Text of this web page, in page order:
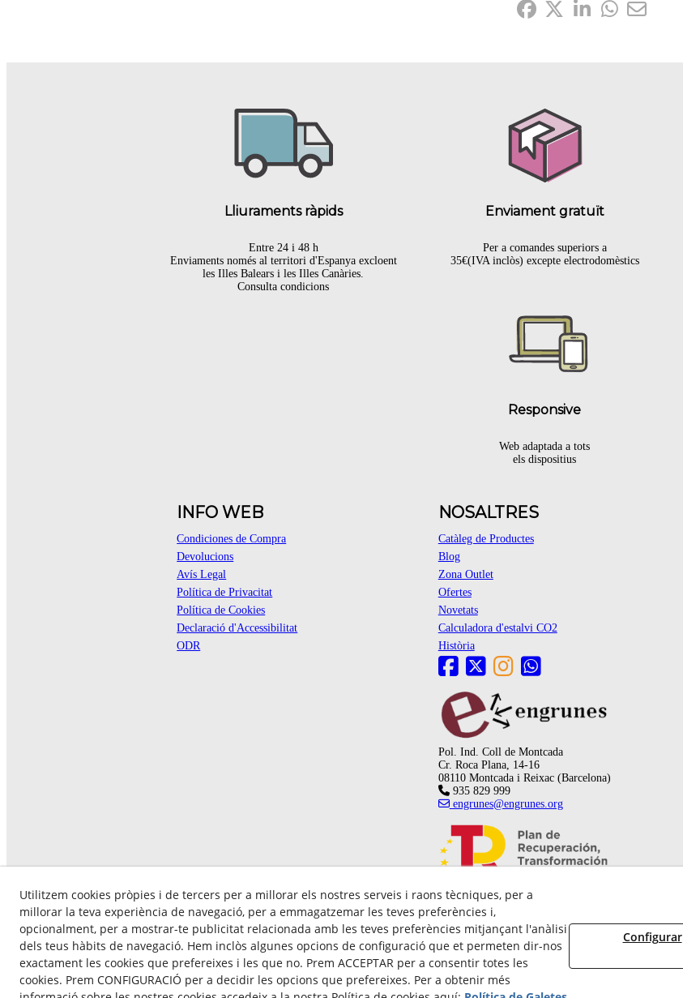
Lliuraments ràpids
Entre 24 i 48 h
Enviaments només al territori d'Espanya excloent
les Illes Balears i les Illes Canàries.
Consulta condicions
Enviament gratuït
Per a comandes superiors a
35€(IVA inclòs) excepte electrodomèstics
Responsive
Web adaptada a tots
els dispositius
INFO WEB
Condiciones de Compra
Devolucions
Avís Legal
Política de Privacitat
Política de Cookies
Declaració d'Accessibilitat
ODR
NOSALTRES
Catàleg de Productes
Blog
Zona Outlet
Ofertes
Novetats
Calculadora d'estalvi CO2
Història
Pol. Ind. Coll de Montcada
Cr. Roca Plana, 14-16
08110 Montcada i Reixac (Barcelona)
935 829 999
engrunes@engrunes.org
© 08/2026 FUNDACIÓ PRIVADA ENGRUNES - Tots els drets reservats.
Utilitzem cookies pròpies i de tercers per a millorar els nostres serveis i raons tècniques, per a
millorar la teva experiència de navegació, per a emmagatzemar les teves preferències i,
opcionalment, per a mostrar-te publicitat relacionada amb les teves preferències mitjançant l'anàlisi
dels teus hàbits de navegació. Hem inclòs algunes opcions de configuració que et permeten dir-nos
exactament les cookies que prefereixes i les que no. Prem ACCEPTAR per a consentir totes les
cookies. Prem CONFIGURACIÓ per a decidir les opcions que prefereixes. Per a obtenir més
Configurar